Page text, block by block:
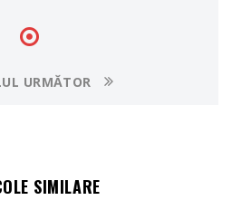
URMĂTOR
SIMILARE